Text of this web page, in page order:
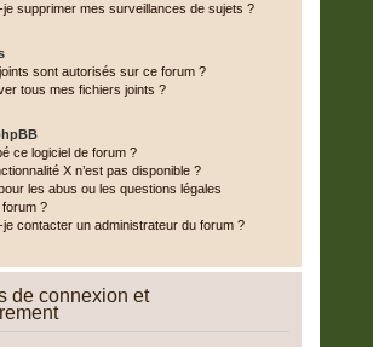
je supprimer mes surveillances de sujets ?
sont autorisés sur ce forum ?
tous mes fichiers joints ?
ce logiciel de forum ?
X n’est pas disponible ?
les abus ou les questions légales
?
contacter un administrateur du forum ?
de connexion et